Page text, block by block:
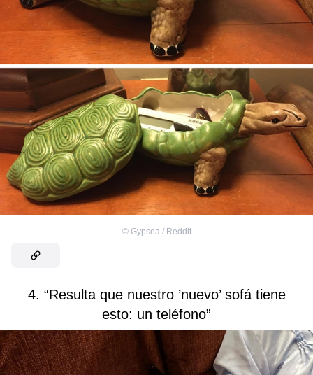
© Gypsea / Reddit
4. “Resulta que nuestro ’nuevo’ sofá tiene
esto: un teléfono”